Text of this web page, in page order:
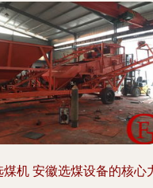
煤机 安徽选煤设备的核心